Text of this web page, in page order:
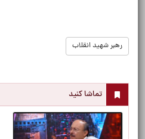
رهبر شهید انقلاب
تماشا کنید